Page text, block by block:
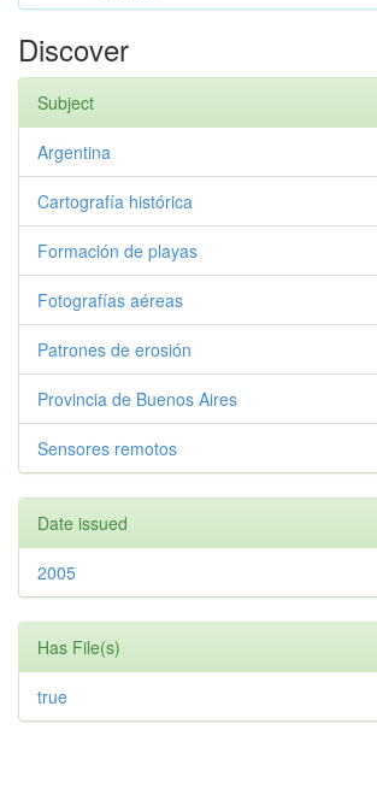
Discover
Subject
Argentina
Cartografía histórica
Formación de playas
Fotografías aéreas
Patrones de erosión
Provincia de Buenos Aires
Sensores remotos
Date issued
2005
Has File(s)
true